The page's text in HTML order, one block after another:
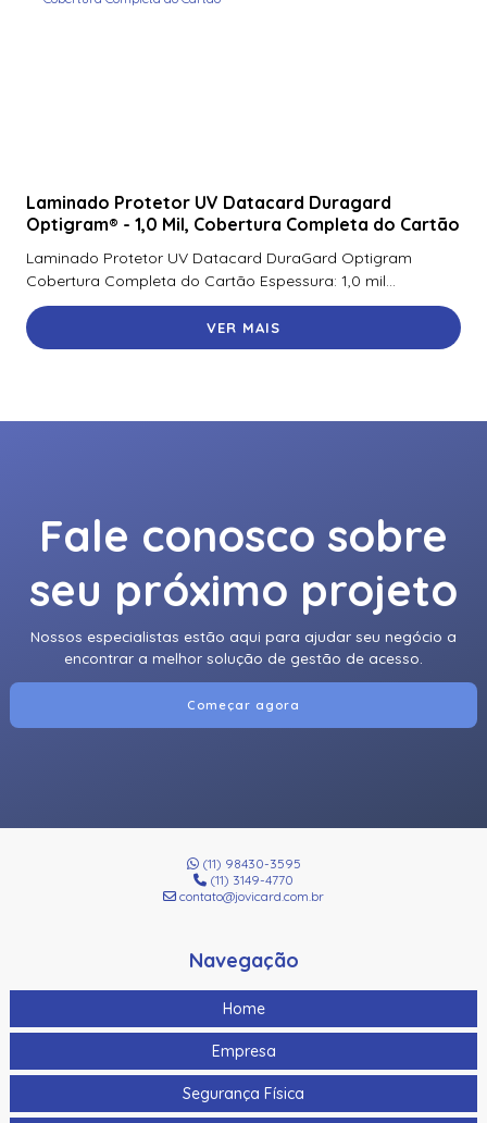
Laminado Protetor UV Datacard Duragard
Optigram® - 1,0 Mil, Cobertura Completa do Cartão
Laminado Protetor UV Datacard DuraGard Optigram
Cobertura Completa do Cartão Espessura: 1,0 mil...
VER MAIS
Fale conosco sobre
seu próximo projeto
Nossos especialistas estão aqui para ajudar seu negócio a
encontrar a melhor solução de gestão de acesso.
Começar agora
(11) 98430-3595
(11) 3149-4770
contato@jovicard.com.br
Navegação
Home
Empresa
Segurança Física